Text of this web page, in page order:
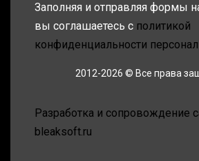
Заполняя и отправляя формы
вы соглашаетесь с политикой
конфиденциальности
2012-2026 © Все права
Разработка и сопровождение
bleaksoft.ru